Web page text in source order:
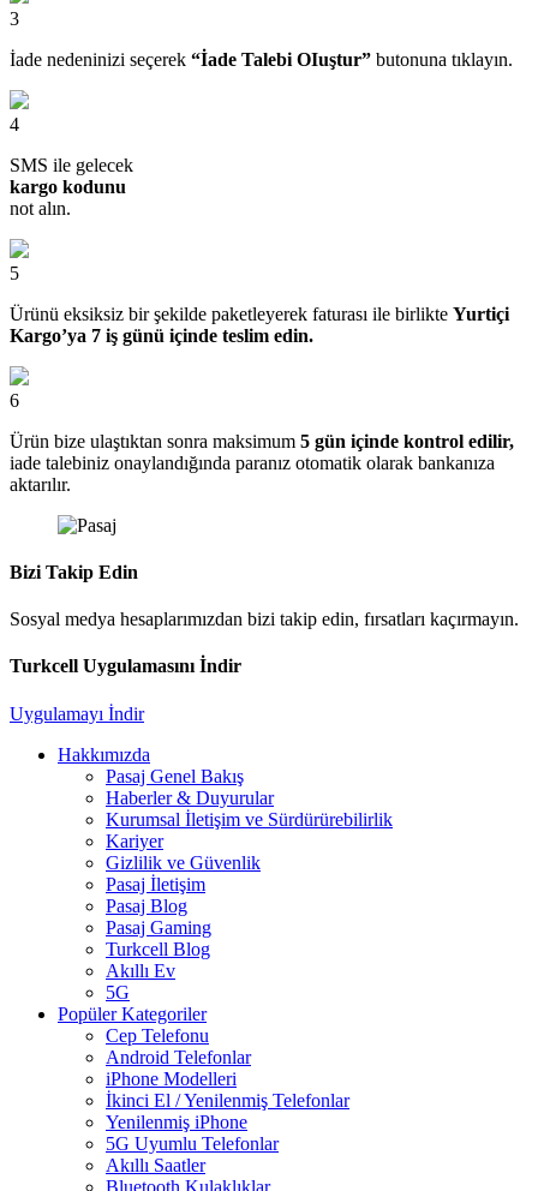
3
İade nedeninizi seçerek “İade Talebi OIuştur” butonuna tıklayın.
4
SMS ile gelecek
kargo kodunu
not alın.
5
Ürünü eksiksiz bir şekilde paketleyerek faturası ile birlikte Yurtiçi
Kargo’ya 7 iş günü içinde teslim edin.
6
Ürün bize ulaştıktan sonra maksimum 5 gün içinde kontrol edilir,
iade talebiniz onaylandığında paranız otomatik olarak bankanıza
aktarılır.
Bizi Takip Edin
Sosyal medya hesaplarımızdan bizi takip edin, fırsatları kaçırmayın.
Turkcell Uygulamasını İndir
Uygulamayı İndir
Hakkımızda
Pasaj Genel Bakış
Haberler & Duyurular
Kurumsal İletişim ve Sürdürürebilirlik
Kariyer
Gizlilik ve Güvenlik
Pasaj İletişim
Pasaj Blog
Pasaj Gaming
Turkcell Blog
Akıllı Ev
5G
Popüler Kategoriler
Cep Telefonu
Android Telefonlar
iPhone Modelleri
İkinci El / Yenilenmiş Telefonlar
Yenilenmiş iPhone
5G Uyumlu Telefonlar
Akıllı Saatler
Bluetooth Kulaklıklar